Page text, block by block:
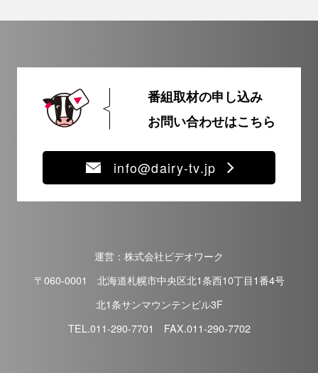
番組取材の申し込み
お問い合わせはこちら
info@dairy-tv.jp
運営：株式会社ビデオワーク
〒060-0001 北海道札幌市中央区北1条西10丁目1番4号
北1条サンマウンテンビル3F
TEL.011-290-7701 FAX.011-290-7702